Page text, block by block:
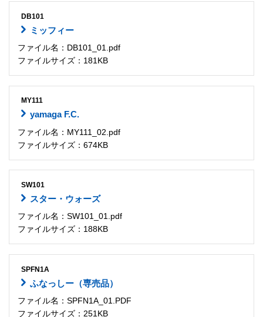
DB101
ミッフィー
ファイル名：DB101_01.pdf
ファイルサイズ：181KB
MY111
yamaga F.C.
ファイル名：MY111_02.pdf
ファイルサイズ：674KB
SW101
スター・ウォーズ
ファイル名：SW101_01.pdf
ファイルサイズ：188KB
SPFN1A
ふなっしー（専売品）
ファイル名：SPFN1A_01.PDF
ファイルサイズ：251KB